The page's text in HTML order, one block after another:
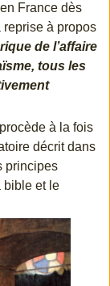
France dès
à propos
de l’affaire
tous les
à la fois
décrit dans
principes
bible et le